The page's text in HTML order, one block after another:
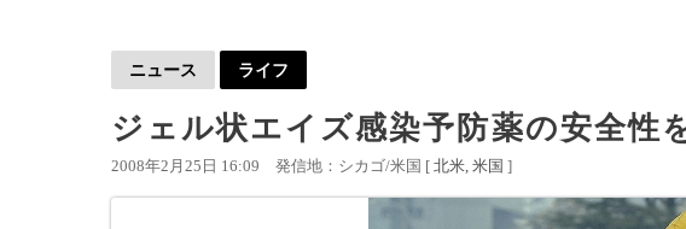
ニュース ライフ
ジェル状エイズ感染予防薬の安全性
2008年2月25日 16:09 発信地：シカゴ/米国 [ 北米 米国 ]